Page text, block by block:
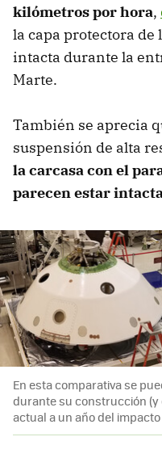
kilómetros por hora,
la capa protectora
intacta durante la
Marte.
También se aprecia
suspensión de alta
la carcasa con el
parecen estar
En esta comparativa se
durante su construcción (y
actual a un año del impacto